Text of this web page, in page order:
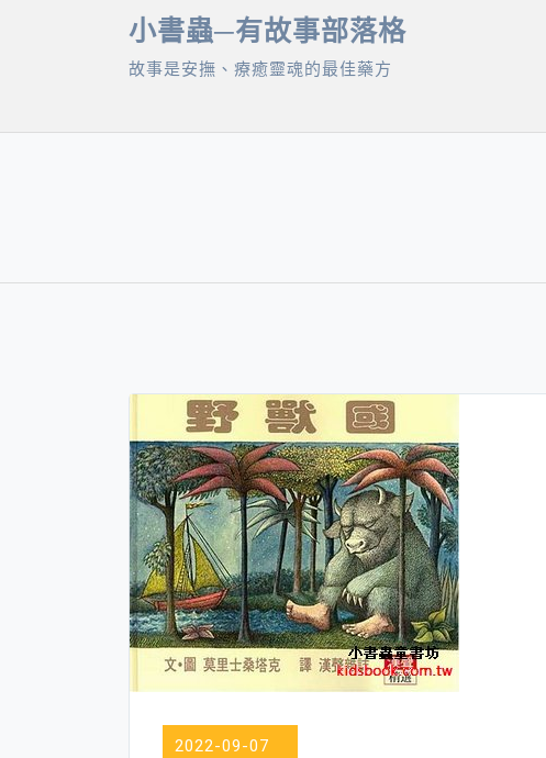
小書蟲─有故事部落格
故事是安撫、療癒靈魂的最佳藥方
2022-09-07